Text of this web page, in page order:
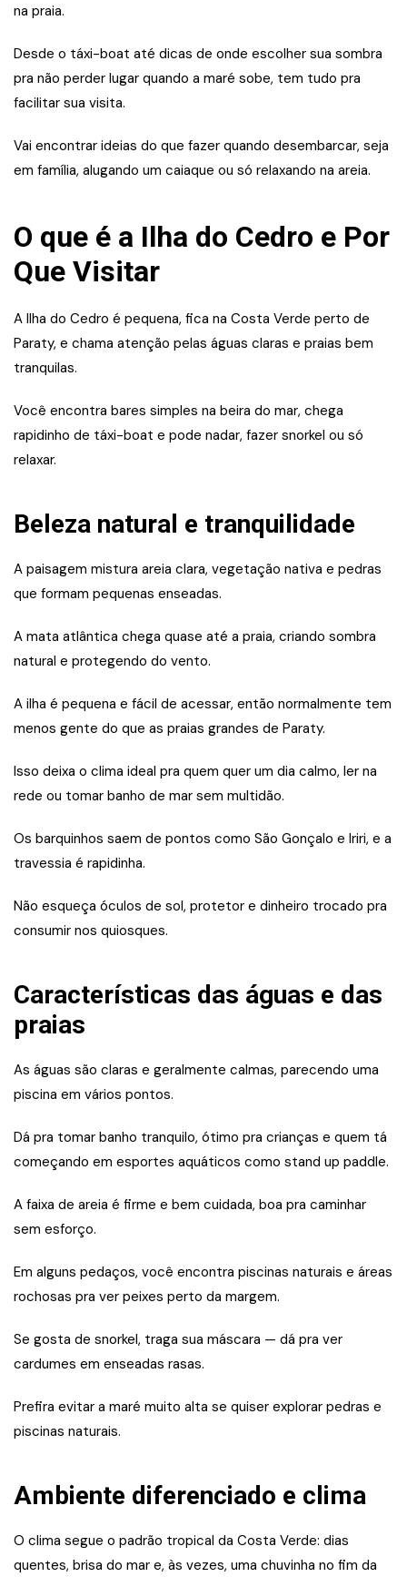
na praia.
Desde o táxi-boat até dicas de onde escolher sua sombra
pra não perder lugar quando a maré sobe, tem tudo pra
facilitar sua visita.
Vai encontrar ideias do que fazer quando desembarcar, seja
em família, alugando um caiaque ou só relaxando na areia.
O que é a Ilha do Cedro e Por
Que Visitar
A Ilha do Cedro é pequena, fica na Costa Verde perto de
Paraty, e chama atenção pelas águas claras e praias bem
tranquilas.
Você encontra bares simples na beira do mar, chega
rapidinho de táxi-boat e pode nadar, fazer snorkel ou só
relaxar.
Beleza natural e tranquilidade
A paisagem mistura areia clara, vegetação nativa e pedras
que formam pequenas enseadas.
A mata atlântica chega quase até a praia, criando sombra
natural e protegendo do vento.
A ilha é pequena e fácil de acessar, então normalmente tem
menos gente do que as praias grandes de Paraty.
Isso deixa o clima ideal pra quem quer um dia calmo, ler na
rede ou tomar banho de mar sem multidão.
Os barquinhos saem de pontos como São Gonçalo e Iriri, e a
travessia é rapidinha.
Não esqueça óculos de sol, protetor e dinheiro trocado pra
consumir nos quiosques.
Características das águas e das
praias
As águas são claras e geralmente calmas, parecendo uma
piscina em vários pontos.
Dá pra tomar banho tranquilo, ótimo pra crianças e quem tá
começando em esportes aquáticos como stand up paddle.
A faixa de areia é firme e bem cuidada, boa pra caminhar
sem esforço.
Em alguns pedaços, você encontra piscinas naturais e áreas
rochosas pra ver peixes perto da margem.
Se gosta de snorkel, traga sua máscara — dá pra ver
cardumes em enseadas rasas.
Prefira evitar a maré muito alta se quiser explorar pedras e
piscinas naturais.
Ambiente diferenciado e clima
O clima segue o padrão tropical da Costa Verde: dias
quentes, brisa do mar e, às vezes, uma chuvinha no fim da